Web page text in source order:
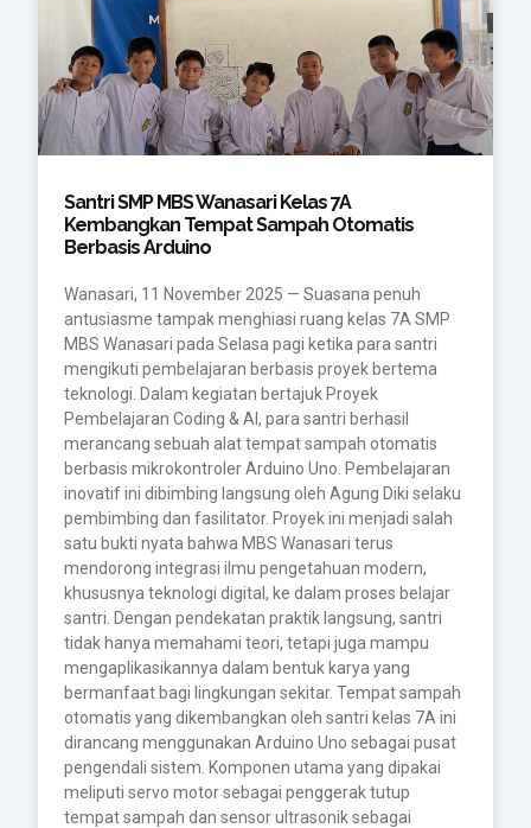
Santri SMP MBS Wanasari Kelas 7A
Kembangkan Tempat Sampah Otomatis
Berbasis Arduino
Wanasari, 11 November 2025 — Suasana penuh
antusiasme tampak menghiasi ruang kelas 7A SMP
MBS Wanasari pada Selasa pagi ketika para santri
mengikuti pembelajaran berbasis proyek bertema
teknologi. Dalam kegiatan bertajuk Proyek
Pembelajaran Coding & AI, para santri berhasil
merancang sebuah alat tempat sampah otomatis
berbasis mikrokontroler Arduino Uno. Pembelajaran
inovatif ini dibimbing langsung oleh Agung Diki selaku
pembimbing dan fasilitator. Proyek ini menjadi salah
satu bukti nyata bahwa MBS Wanasari terus
mendorong integrasi ilmu pengetahuan modern,
khususnya teknologi digital, ke dalam proses belajar
santri. Dengan pendekatan praktik langsung, santri
tidak hanya memahami teori, tetapi juga mampu
mengaplikasikannya dalam bentuk karya yang
bermanfaat bagi lingkungan sekitar. Tempat sampah
otomatis yang dikembangkan oleh santri kelas 7A ini
dirancang menggunakan Arduino Uno sebagai pusat
pengendali sistem. Komponen utama yang dipakai
meliputi servo motor sebagai penggerak tutup
tempat sampah dan sensor ultrasonik sebagai